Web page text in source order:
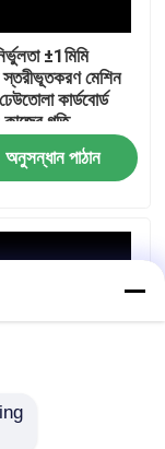
±1মিমি
মেশিন
কার্ডবোর্ড
কাজের গতি
অনুসন্ধান পাঠান